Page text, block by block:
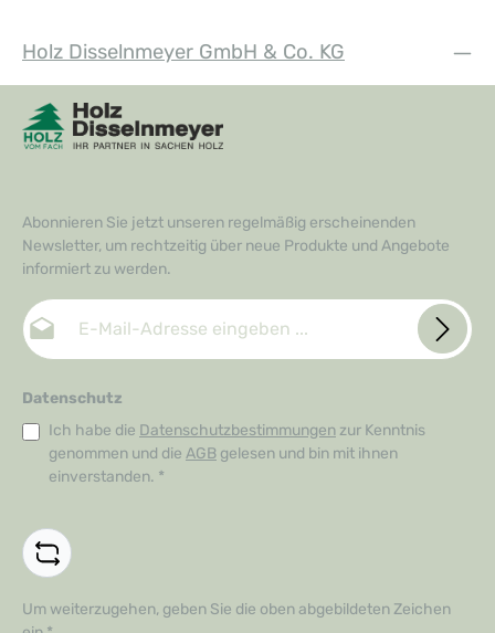
Holz Disselnmeyer GmbH & Co. KG
Abonnieren Sie jetzt unseren regelmäßig erscheinenden
Newsletter, um rechtzeitig über neue Produkte und Angebote
informiert zu werden.
E-Mail-Adresse*
Datenschutz
Ich habe die Datenschutzbestimmungen zur Kenntnis
genommen und die AGB gelesen und bin mit ihnen
einverstanden. *
Um weiterzugehen, geben Sie die oben abgebildeten Zeichen